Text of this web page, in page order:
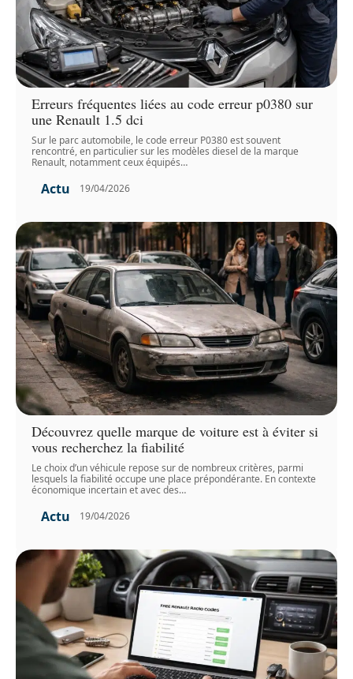
Erreurs fréquentes liées au code erreur p0380 sur
une Renault 1.5 dci
Sur le parc automobile, le code erreur P0380 est souvent
rencontré, en particulier sur les modèles diesel de la marque
Renault, notamment ceux équipés…
Actu 19/04/2026
Découvrez quelle marque de voiture est à éviter si
vous recherchez la fiabilité
Le choix d’un véhicule repose sur de nombreux critères, parmi
lesquels la fiabilité occupe une place prépondérante. En contexte
économique incertain et avec des…
Actu 19/04/2026